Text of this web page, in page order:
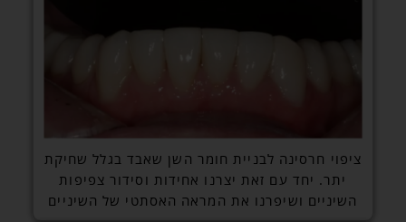
ציפוי חרסינה לבניית חומר השן שאבד בגלל שחיקת
יתר. יחד עם זאת יצרנו אחידות וסידור צפיפות
השיניים ושיפרנו את המראה האסתטי של השיניים